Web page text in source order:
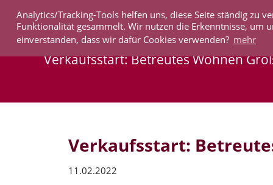
Analytics/Tracking-Tools helfen uns, diese Seite ständig zu
Funktionalität gesammelt. Wir nutzen die Erkenntnisse, um
einverstanden, dass wir dafür Cookies verwenden? mehr
IMMOBILIEN
Verkaufsstart: Betreutes Wohnen
Verkaufsstart:
11.02.2022